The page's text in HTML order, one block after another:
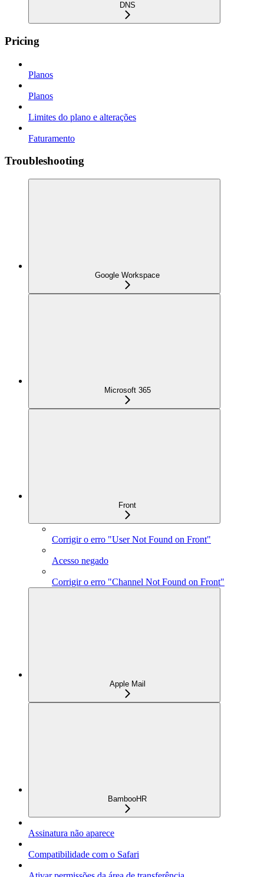
DNS
Pricing
Planos
Planos
Limites do plano e alterações
Faturamento
Troubleshooting
Google Workspace
Microsoft 365
Front
Corrigir o erro "User Not Found on Front"
Acesso negado
Corrigir o erro "Channel Not Found on Front"
Apple Mail
BambooHR
Assinatura não aparece
Compatibilidade com o Safari